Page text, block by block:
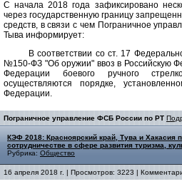
С начала 2018 года зафиксировано
через государственную границу
средств, в связи с чем Пограничное
Тыва информирует:
В соответствии со ст. 17
№150-ФЗ "Об оружии" ввоз в Российскую
Федерации боевого ручного
осуществляются порядке,
Федерации.
Пограничное управление ФСБ России по РТ
КЭФ 2018: Красноярский край, Тува и Хакасия
сотрудничестве в сфере развития туризма,
Рубрика: Общество
16 апреля 2018 г. | Просмотров: 3223 |